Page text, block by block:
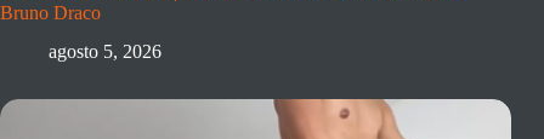
Bruno Draco
agosto 5, 2026